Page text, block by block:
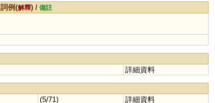
詞例(解釋) /備註
詳細資料
(5/71) 詳細資料